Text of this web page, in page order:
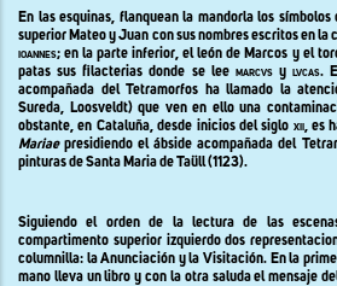
En las esquinas, flanquean la mandorla los
superior Mateo y Juan con sus nombres escritos en la
ioannes; en la parte inferior, el león de Marcos y el
patas sus filacterias donde se lee marcvsylvcas.
acompañada del Tetramorfos ha llamado la
Sureda, Loosveldt) que ven en ello una
obstante, en Cataluña, desde inicios del siglo xii, es
Mariae presidiendo el ábside acompañada del
pinturas de Santa Maria de Taüll (1123).
Siguiendo el orden de la lectura de las
compartimento superior izquierdo dos
columnilla: la Anunciación yla Visitación. Enla
mano lleva un libro y con la otra saluda el mensaje